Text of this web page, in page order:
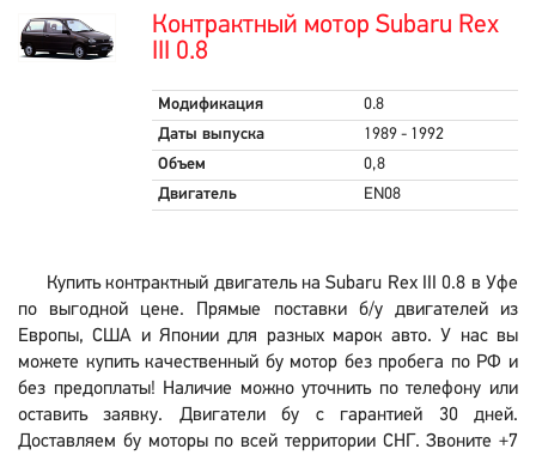
Контрактный мотор Subaru Rex
III 0.8
Модификация
0.8
Даты выпуска
1989 - 1992
Объем
0,8
Двигатель
EN08
Купить контрактный двигатель на Subaru Rex III 0.8 в Уфе
по выгодной цене. Прямые поставки б/у двигателей из
Европы, США и Японии для разных марок авто. У нас вы
можете купить качественный бу мотор без пробега по РФ и
без предоплаты! Наличие можно уточнить по телефону или
оставить заявку. Двигатели бу с гарантией 30 дней.
Доставляем бу моторы по всей территории СНГ. Звоните +7